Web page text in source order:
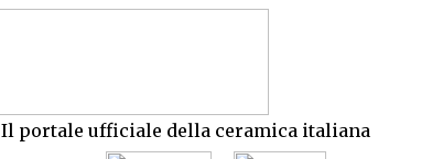
Il portale ufficiale della ceramica italiana